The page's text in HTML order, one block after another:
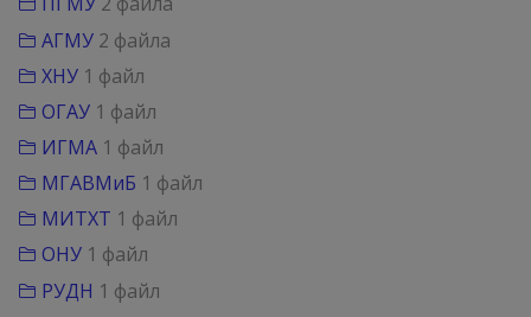
АГМУ 2 файла
ХНУ 1 файл
ОГАУ 1 файл
ИГМА 1 файл
МГАВМиБ 1 файл
МИТХТ 1 файл
ОНУ 1 файл
РУДН 1 файл